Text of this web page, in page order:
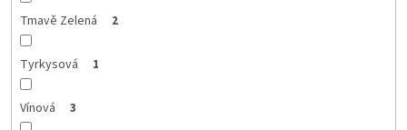
Tmavě Zelená 2
Tyrkysová 1
Vínová 3